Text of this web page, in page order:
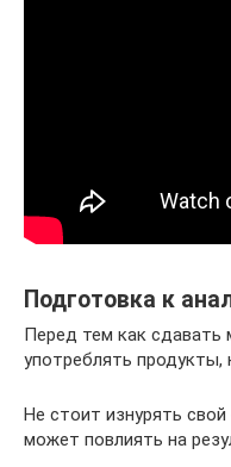
Подготовка к
Перед тем как сдавать
употреблять продукты,
Не стоит изнурять
может повлиять на